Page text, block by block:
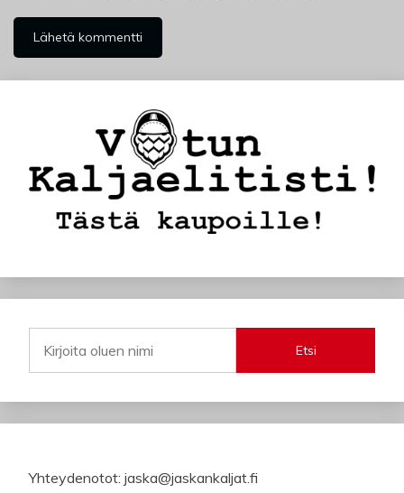
Etsi
Yhteydenotot: jaska@jaskankaljat.fi